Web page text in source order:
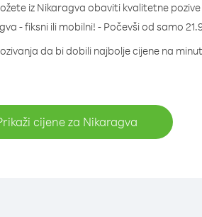
iz Nikaragva obaviti kvalitetne pozive
- fiksni ili mobilni! - Počevši od samo
da bi dobili najbolje cijene na
cijene za Nikaragva